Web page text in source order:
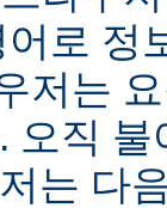
로 정
저는
오직
는 다